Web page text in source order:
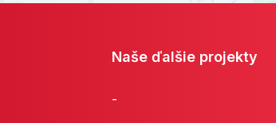
Naše ďalšie projekty
-